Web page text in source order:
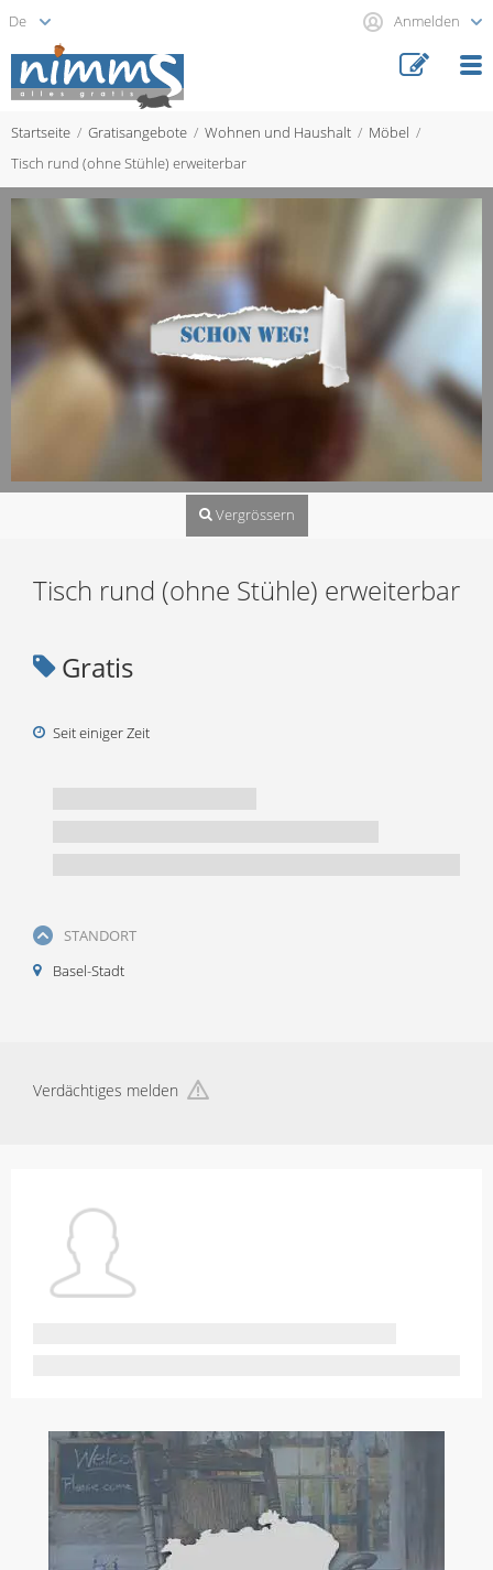
Anmelden
Startseite Gratisangebote Wohnen und Haushalt
Möbel
Tisch rund (ohne Stühle) erweiterbar
Vergrössern
Tisch rund (ohne Stühle) erweiterbar
Gratis
Seit einiger Zeit
STANDORT
Basel-Stadt
Verdächtiges melden